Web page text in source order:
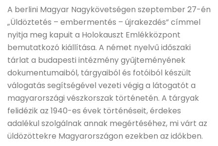
A berlini Magyar Nagykövetségen szeptember 27-én
„Üldöztetés – embermentés – újrakezdés” címmel
nyitja meg kapuit a Holokauszt Emlékközpont
bemutatkozó kiállítása. A német nyelvű időszaki
tárlat a budapesti intézmény gyűjteményének
dokumentumaiból, tárgyaiból és fotóiból készült
válogatás segítségével vezeti végig a látogatót a
magyarországi vészkorszak történetén. A tárgyak
felidézik az 1940-es évek történéseit, érdekes
adalékul szolgálnak annak megértéséhez, mi várt az
üldözöttekre Magyarországon ezekben az időkben.